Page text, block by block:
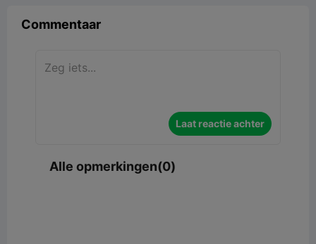
Commentaar
Laat reactie achter
Alle opmerkingen(0)